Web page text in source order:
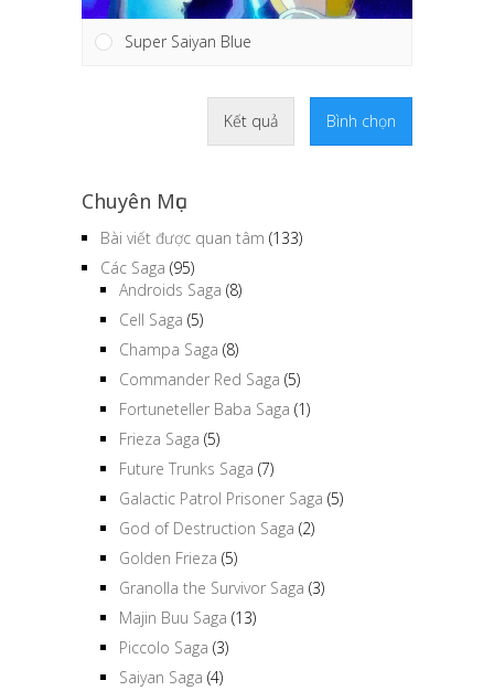
Super Saiyan Blue
Kết quả Bình chọn
Chuyên Mục
Bài viết được quan tâm (133)
Các Saga (95)
Androids Saga (8)
Cell Saga (5)
Champa Saga (8)
Commander Red Saga (5)
Fortuneteller Baba Saga (1)
Frieza Saga (5)
Future Trunks Saga (7)
Galactic Patrol Prisoner Saga (5)
God of Destruction Saga (2)
Golden Frieza (5)
Granolla the Survivor Saga (3)
Majin Buu Saga (13)
Piccolo Saga (3)
Saiyan Saga (4)